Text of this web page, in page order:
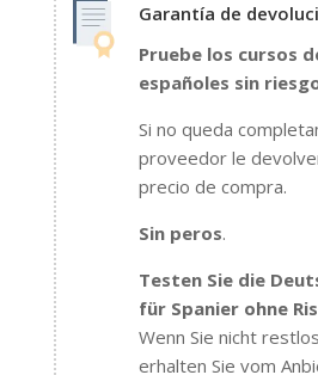
Garantía de
Pruebe los cursos
españoles sin
Si no queda
proveedor le
precio de compra.
Sin peros.
Testen Sie die
für Spanier ohne
Wenn Sie nicht
erhalten Sie vom